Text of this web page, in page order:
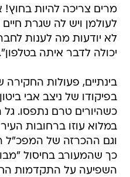
מרים צריכה להיות
לעולמן ויש לה שגרת
לא יודעות מה לענות
יכולה לדבר איתה בטלפון".
בינתיים, פעולות
בפיקודו של ניצב אבי
כשהיורים טרם נתפסו. גל
במלוא עוזו ברחובות
וגם ההכרזה של המפכ"ל
כך שהמעורב בחיסול
השפיעה על התקדמות